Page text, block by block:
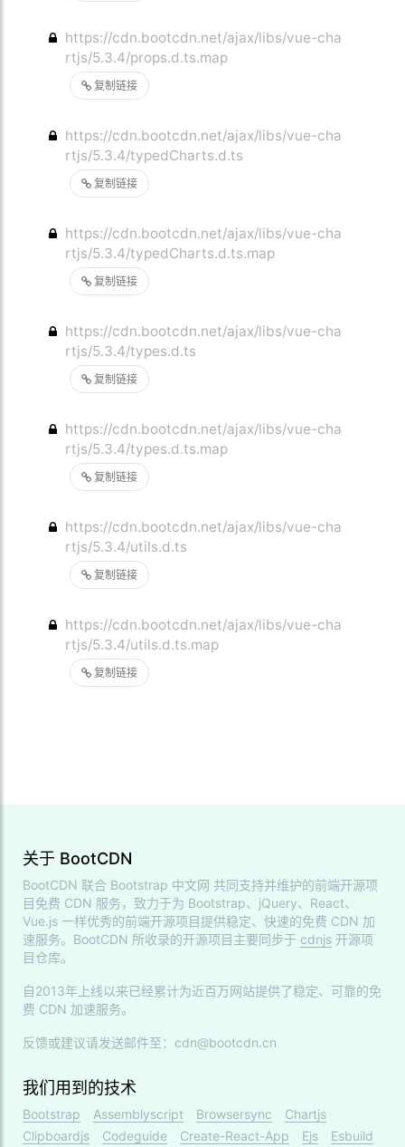
复制链接
https://cdn.bootcdn.net/ajax/libs/vue-cha
rtjs/5.3.4/props.d.ts.map
复制链接
https://cdn.bootcdn.net/ajax/libs/vue-cha
rtjs/5.3.4/typedCharts.d.ts
复制链接
https://cdn.bootcdn.net/ajax/libs/vue-cha
rtjs/5.3.4/typedCharts.d.ts.map
复制链接
https://cdn.bootcdn.net/ajax/libs/vue-cha
rtjs/5.3.4/types.d.ts
复制链接
https://cdn.bootcdn.net/ajax/libs/vue-cha
rtjs/5.3.4/types.d.ts.map
复制链接
https://cdn.bootcdn.net/ajax/libs/vue-cha
rtjs/5.3.4/utils.d.ts
复制链接
https://cdn.bootcdn.net/ajax/libs/vue-cha
rtjs/5.3.4/utils.d.ts.map
关于 BootCDN
BootCDN 联合 Bootstrap 中文网 共同支持并维护的前端开源项
目免费 CDN 服务，致力于为 Bootstrap、jQuery、React、
Vue.js 一样优秀的前端开源项目提供稳定、快速的免费 CDN 加
速服务。BootCDN 所收录的开源项目主要同步于 cdnjs 开源项
目仓库。
自2013年上线以来已经累计为近百万网站提供了稳定、可靠的免
费 CDN 加速服务。
反馈或建议请发送邮件至：cdn@bootcdn.cn
我们用到的技术
Bootstrap Assemblyscript Browsersync
Chartjs
Clipboardjs
Codeguide Create-React-App Ejs Esbuild